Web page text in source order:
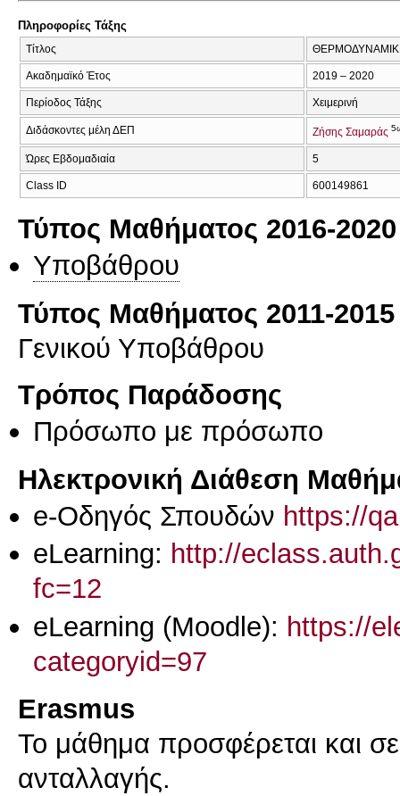
Πληροφορίες Τάξης
Τίτλος
Ακαδημαϊκό Έτος 2019 – 2020
Περίοδος Τάξης Χειμερινή
Διδάσκοντες μέλη ΔΕΠ Ζήσης Σαμαράς
Ώρες Εβδομαδιαία 5
Class ID 600149861
Τύπος Μαθήματος 2016-2020
Υποβάθρου
Τύπος Μαθήματος 2011-2015
Γενικού Υποβάθρου
Τρόπος Παράδοσης
Πρόσωπο με πρόσωπο
Ηλεκτρονική Διάθεση
e-Οδηγός Σπουδών https://
eLearning: http://
fc=12
eLearning (Moodle): https://
categoryid=97
Erasmus
Το μάθημα προσφέρεται και
ανταλλαγής.